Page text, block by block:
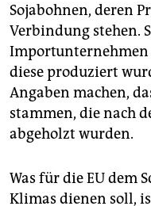
Sojabohnen, deren
Verbindung stehen.
Importunternehmen
diese produziert
Angaben machen,
stammen, die nach
abgeholzt wurden.
Was für die EU dem
Klimas dienen soll,